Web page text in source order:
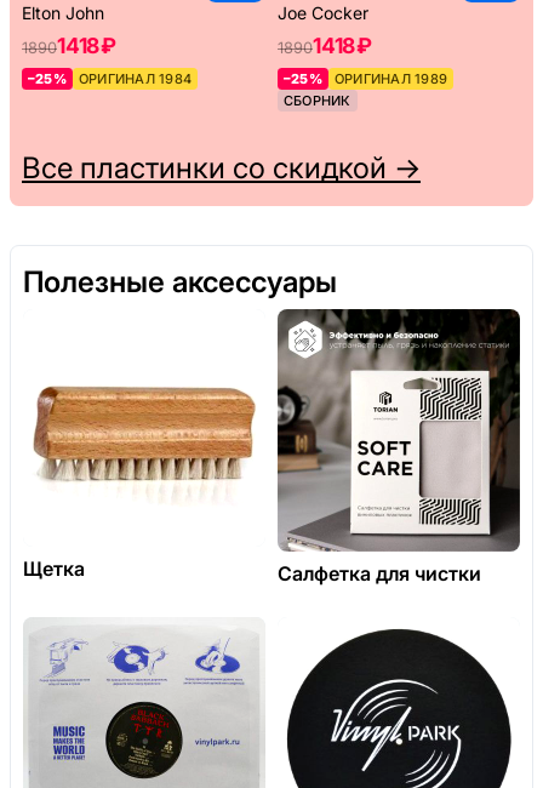
Elton John
18901418 ₽
–25% ОРИГИНАЛ 1984
Joe Cocker
18901418 ₽
–25%
ОРИГИНАЛ 1989
СБОРНИК
Все пластинки со скидкой →
Полезные аксессуары
Щетка Салфетка для чистки